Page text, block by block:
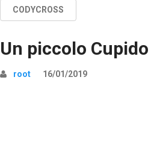
CODYCROSS
Un piccolo
root 16/01/2019